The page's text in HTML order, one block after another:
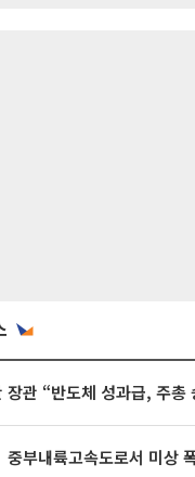
중부내륙고속도로서 미상